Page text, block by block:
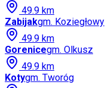
49.9 km
Zabijakgm. Koziegłowy
49.9 km
Gorenicegm. Olkusz
49.9 km
Kotygm. Tworóg